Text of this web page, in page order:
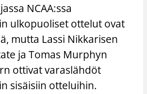
NCAA:ssa
ulkopuoliset ottelut ovat
mutta Lassi Nikkarisen
ja Tomas Murphyn
ottivat varaslähdöt
sisäisiin otteluihin.